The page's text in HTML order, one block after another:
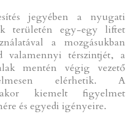
jegyében a nyugati
területén egy-egy liftet
a mozgásukban
valamennyi térszintjét, a
mentén végig vezető
elérhetik. A
kiemelt figyelmet
és egyedi igényeire.